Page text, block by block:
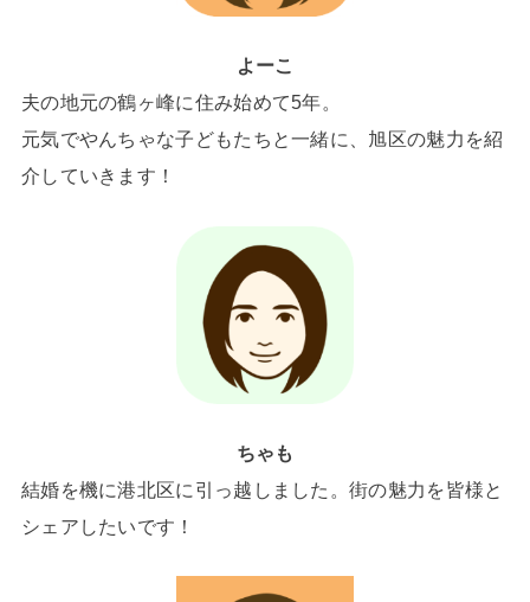
よーこ
夫の地元の鶴ヶ峰に住み始めて5年。
元気でやんちゃな子どもたちと一緒に、旭区の魅力を紹
介していきます！
ちゃも
結婚を機に港北区に引っ越しました。街の魅力を皆様と
シェアしたいです！